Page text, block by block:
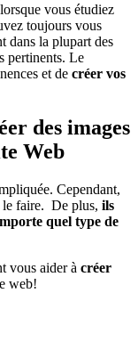
vous étudiez
toujours vous
dans la plupart des
pertinents. Le
et de créer vos
des images
Web
Cependant,
le faire. De plus, ils
quel type de
vous aider à créer
web!